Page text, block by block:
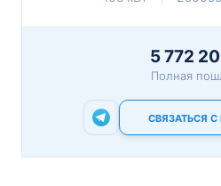
5 772
Полная
СВЯЗАТЬСЯ